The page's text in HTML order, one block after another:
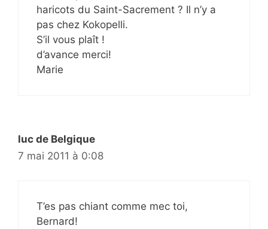
haricots du Saint-Sacrement ? Il n’y a
pas chez Kokopelli.
S’il vous plaît !
d’avance merci!
Marie
luc de Belgique
7 mai 2011 à 0:08
T’es pas chiant comme mec toi,
Bernard!